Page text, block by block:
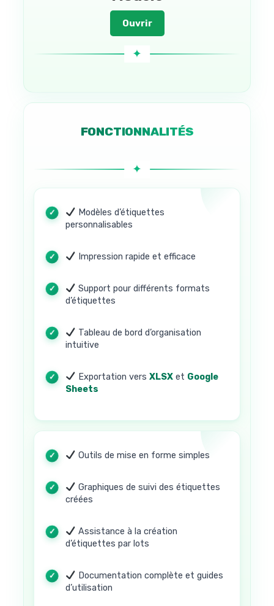
Ouvrir
FONCTIONNALITÉS
Modèles d’étiquettes
personnalisables
Impression rapide et efficace
Support pour différents formats
d’étiquettes
Tableau de bord d’organisation
intuitive
Exportation vers XLSXet Google
Sheets
Outils de mise en forme simples
Graphiques de suivi des étiquettes
créées
Assistance à la création
d’étiquettes par lots
Documentation complète et guides
d’utilisation